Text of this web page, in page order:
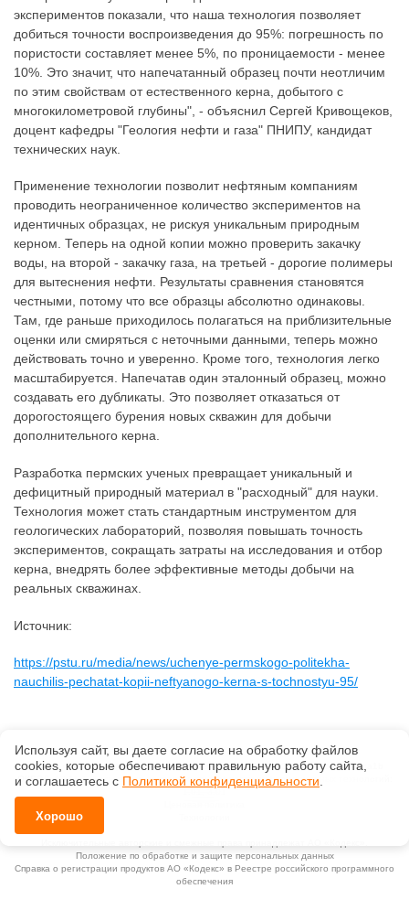
экспериментов показали, что наша технология позволяет
добиться точности воспроизведения до 95%: погрешность по
пористости составляет менее 5%, по проницаемости - менее
10%. Это значит, что напечатанный образец почти неотличим
по этим свойствам от естественного керна, добытого с
многокилометровой глубины", - объяснил Сергей Кривощеков,
доцент кафедры "Геология нефти и газа" ПНИПУ, кандидат
технических наук.
Применение технологии позволит нефтяным компаниям
проводить неограниченное количество экспериментов на
идентичных образцах, не рискуя уникальным природным
керном. Теперь на одной копии можно проверить закачку
воды, на второй - закачку газа, на третьей - дорогие полимеры
для вытеснения нефти. Результаты сравнения становятся
честными, потому что все образцы абсолютно одинаковы.
Там, где раньше приходилось полагаться на приблизительные
оценки или смиряться с неточными данными, теперь можно
действовать точно и уверенно. Кроме того, технология легко
масштабируется. Напечатав один эталонный образец, можно
создавать его дубликаты. Это позволяет отказаться от
дорогостоящего бурения новых скважин для добычи
дополнительного керна.
Разработка пермских ученых превращает уникальный и
дефицитный природный материал в "расходный" для науки.
Технология может стать стандартным инструментом для
геологических лабораторий, позволяя повышать точность
экспериментов, сокращать затраты на исследования и отбор
керна, внедрять более эффективные методы добычи на
реальных скважинах.
Источник:
https://pstu.ru/media/news/uchenye-permskogo-politekha-
nauchilis-pechatat-kopii-neftyanogo-kerna-s-tochnostyu-95/
©ООО «Первая информационная компания», 2026, v2.12.20 revision: 67b0ca1b
ОКВЭД: 63.11.1, Коды видов деятельности в области информационных технологий:
1.01, 3.01
Положение по обработке и защите персональных данных
Справка о регистрации продуктов АО «Кодекс» в Реестре российского программного
обеспечения
Используя сайт, вы даете согласие на обработку файлов
сооkiеs, которые обеспечивают правильную работу сайта,
и соглашаетесь с Политикой конфиденциальности
Хорошо